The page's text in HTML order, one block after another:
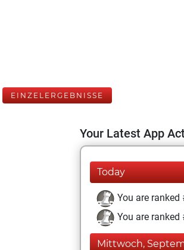
EINZELERGEBNISSE
Your Latest App
Today
You are
You are
Mittwoch,